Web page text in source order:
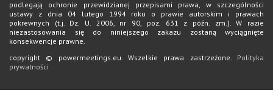
podlegają ochronie przewidzianej przepisami prawa, w szczególności
ustawy z dnia 04 lutego 1994 roku o prawie autorskim i prawach
pokrewnych (t.j. Dz. U. 2006, nr 90, poz. 631 z późn. zm.). W razie
niezastosowania się do niniejszego zakazu zostaną wyciągnięte
konsekwencje prawne.
copyright © powermeetings.eu. Wszelkie prawa zastrzeżone. Polityka
prywatności